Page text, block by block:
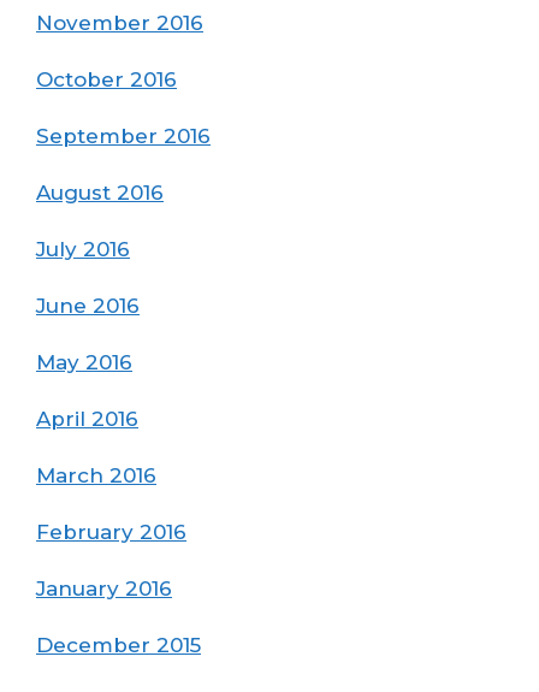
November 2016
October 2016
September 2016
August 2016
July 2016
June 2016
May 2016
April 2016
March 2016
February 2016
January 2016
December 2015